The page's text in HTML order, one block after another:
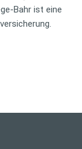
Bahr ist eine